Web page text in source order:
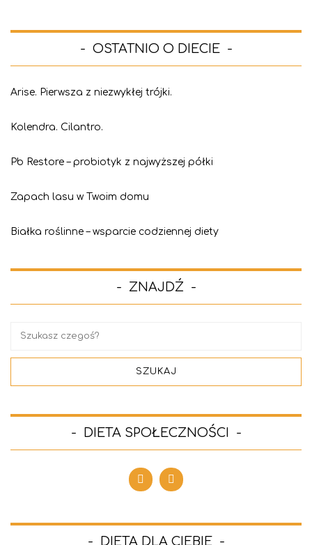
OSTATNIO O DIECIE
Arise. Pierwsza z niezwykłej trójki.
Kolendra. Cilantro.
Pb Restore – probiotyk z najwyższej półki
Zapach lasu w Twoim domu
Białka roślinne – wsparcie codziennej diety
ZNAJDŹ
DIETA SPOŁECZNOŚCI
DIETA DLA CIEBIE